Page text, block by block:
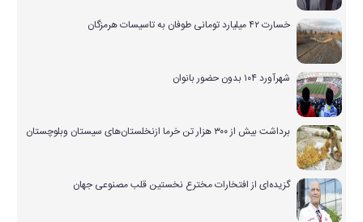
خسارت ۴۲ میلیارد تومانی طوفان به تاسیسات هرمزگان
شهرآورد ۱۰۴ بدون حضور بانوان
برداشت بیش از ۳۰۰ هزار تن خرما ازنخلستان‌های سیستان وبلوچستان
گزیده‌ای از افتخارات مخترع نخستین قلب مصنوعی جهان